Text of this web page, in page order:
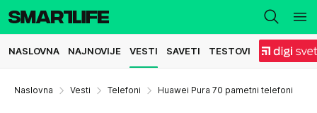
NASLOVNA NAJNOVIJE VESTI SAVETI TESTOVI
Naslovna Vesti Telefoni Huawei Pura 70 pametni telefoni